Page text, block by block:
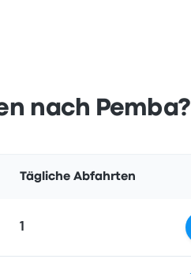
nach Pemba?
Tägliche Abfahrten
1